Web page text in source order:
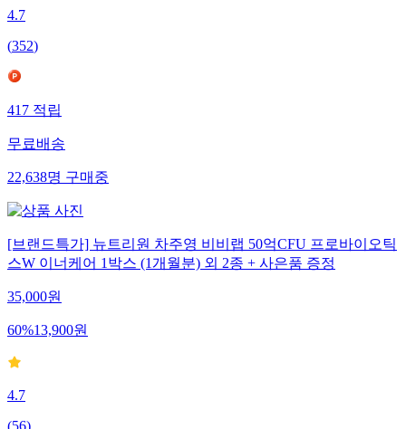
4.7
(352)
417적립
무료배송
22,638명구매중
[브랜드특가] 뉴트리원 차주영 비비랩 50억CFU 프로바이오틱
스W 이너케어 1박스 (1개월분) 외 2종 + 사은품 증정
35,000원
60%13,900원
4.7